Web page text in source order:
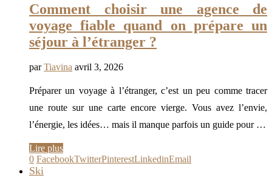
Comment choisir une agence de
voyage fiable quand on prépare un
séjour à l’étranger ?
parTiavina avril 3, 2026
Préparer un voyage à l’étranger, c’est un peu comme tracer
une route sur une carte encore vierge. Vous avez l’envie,
l’énergie, les idées… mais il manque parfois un guide pour …
Lire plus
0 FacebookTwitterPinterestLinkedinEmail
Ski